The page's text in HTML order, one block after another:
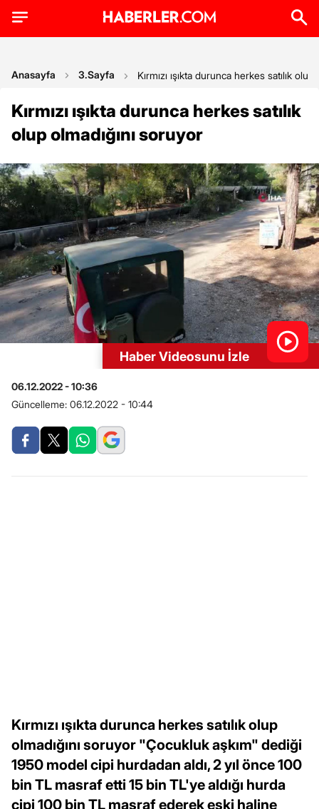
Anasayfa 3.Sayfa Kırmızı ışıkta durunca herkes satılık
Kırmızı ışıkta durunca herkes satılık
olup olmadığını soruyor
Haber Videosunu İzle
06.12.2022 - 10:36
Güncelleme: 06.12.2022 - 10:44
Kırmızı ışıkta durunca herkes satılık olup
olmadığını soruyor "Çocukluk aşkım" dediği
1950 model cipi hurdadan aldı, 2 yıl önce 100
bin TL masraf etti 15 bin TL'ye aldığı hurda
cipi 100 bin TL masraf ederek eski haline